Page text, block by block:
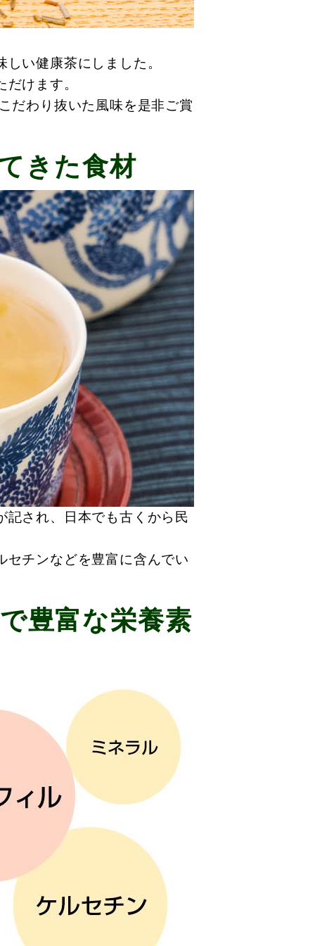
い健康茶にしました。
けます。
だわり抜いた風味を是非ご賞
きた食材
記され、日本でも古くから民
セチンなどを豊富に含んでい
豊富な栄養素